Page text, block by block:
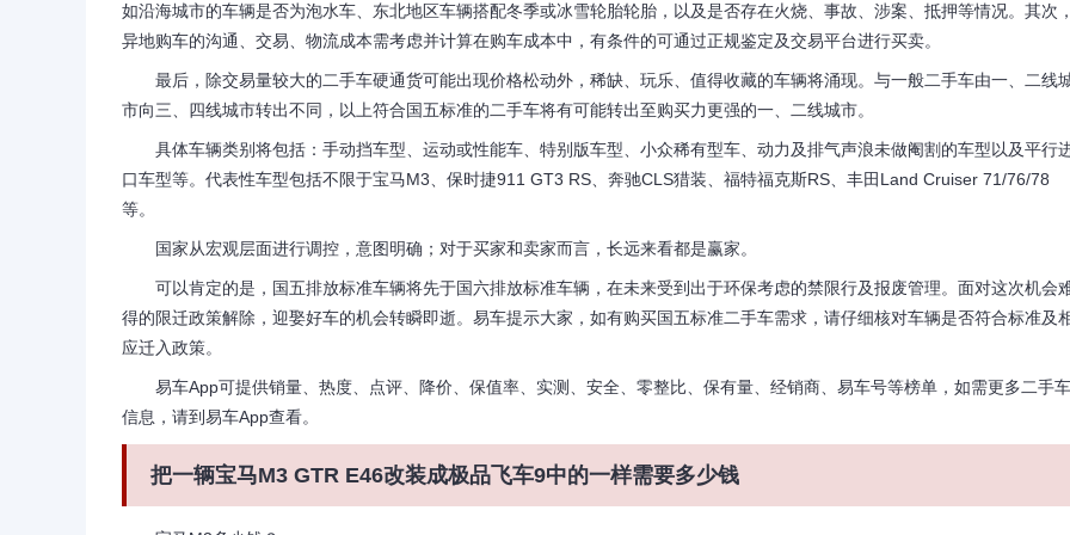
如沿海城市的车辆是否为泡水车、东北地区车辆搭配冬季或冰雪轮胎轮胎，以及是否存在火烧、事故、涉案、抵押等情况。其次，
异地购车的沟通、交易、物流成本需考虑并计算在购车成本中，有条件的可通过正规鉴定及交易平台进行买卖。
最后，除交易量较大的二手车硬通货可能出现价格松动外，稀缺、玩乐、值得收藏的车辆将涌现。与一般二手车由一、二线
市向三、四线城市转出不同，以上符合国五标准的二手车将有可能转出至购买力更强的一、二线城市。
具体车辆类别将包括：手动挡车型、运动或性能车、特别版车型、小众稀有型车、动力及排气声浪未做阉割的车型以及平行
口车型等。代表性车型包括不限于宝马M3、保时捷911 GT3 RS、奔驰CLS猎装、福特福克斯RS、丰田Land Cruiser 71/76/78
等。
国家从宏观层面进行调控，意图明确；对于买家和卖家而言，长远来看都是赢家。
可以肯定的是，国五排放标准车辆将先于国六排放标准车辆，在未来受到出于环保考虑的禁限行及报废管理。面对这次机会
得的限迁政策解除，迎娶好车的机会转瞬即逝。易车提示大家，如有购买国五标准二手车需求，请仔细核对车辆是否符合标准及
应迁入政策。
易车App可提供销量、热度、点评、降价、保值率、实测、安全、零整比、保有量、经销商、易车号等榜单，如需更多二手车
信息，请到易车App查看。
把一辆宝马M3 GTR E46改装成极品飞车9中的一样需要多少钱